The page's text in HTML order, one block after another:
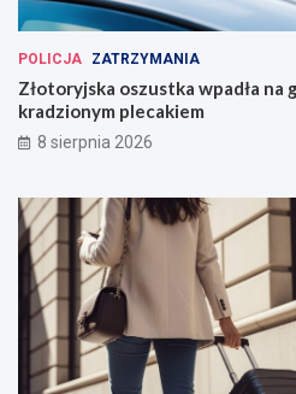
POLICJA ZATRZYMANIA
Złotoryjska oszustka wpadła na
kradzionym plecakiem
8 sierpnia 2026